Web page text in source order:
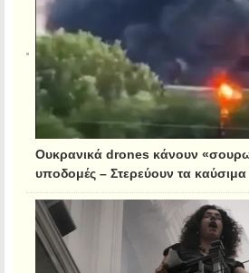
Ουκρανικά drones κάνουν
υποδομές – Στερεύουν τα καύσιμα